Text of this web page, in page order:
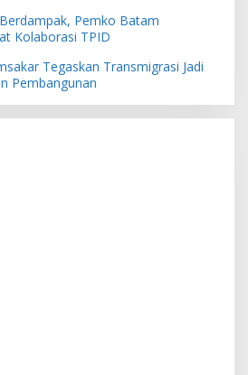
Pemko Batam
Kolaborasi TPID
Tegaskan Transmigrasi Jadi
Pembangunan